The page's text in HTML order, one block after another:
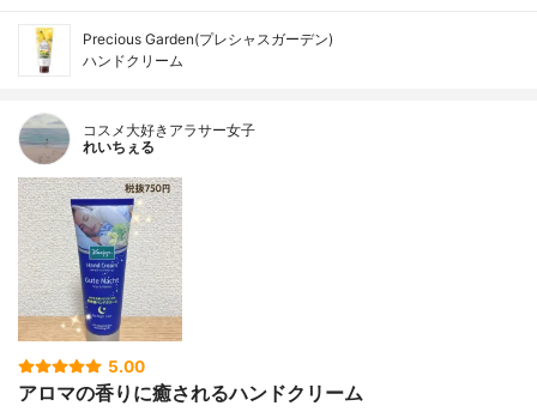
Precious Garden(プレシャスガーデン)
ハンドクリーム
コスメ大好きアラサー女子
れいちぇる
5.00
アロマの香りに癒されるハンドクリーム